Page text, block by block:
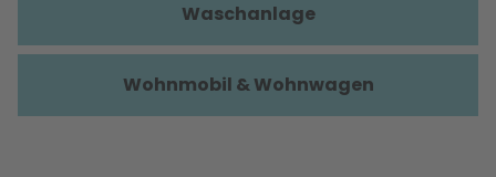
Waschanlage
Wohnmobil & Wohnwagen